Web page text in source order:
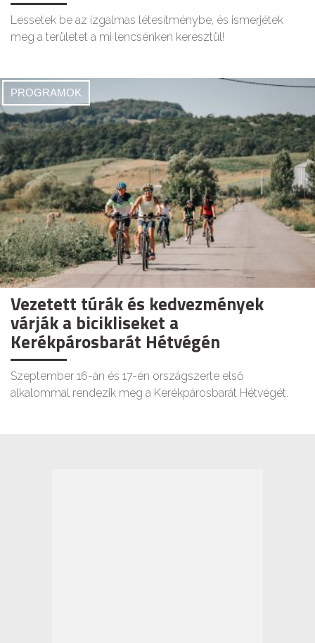
Lessetek be az izgalmas létesítménybe, és ismerjétek
meg a területet a mi lencsénken keresztül!
PROGRAMOK
Vezetett túrák és kedvezmények
várják a bicikliseket a
Kerékpárosbarát Hétvégén
Szeptember 16-án és 17-én országszerte első
alkalommal rendezik meg a Kerékpárosbarát Hétvégét.